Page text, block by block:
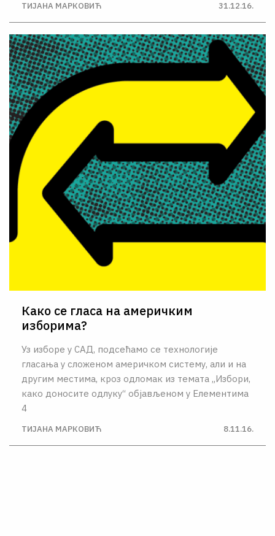
ТИЈАНА МАРКОВИЋ 31.12.16.
Како се гласа на америчким
изборима?
Уз изборе у САД, подсећамо се технологије
гласања у сложеном америчком систему, али и на
другим местима, кроз одломак из темата „Избори,
како доносите одлуку“ објављеном у Елементима
4
ТИЈАНА МАРКОВИЋ 8.11.16.